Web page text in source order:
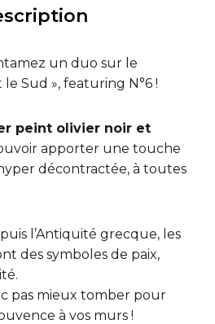
un duo sur le
Sud », featuring N°6 !
peint olivier noir et
apporter une touche
décontractée, à toutes
l’Antiquité grecque, les
des symboles de paix,
pas mieux tomber pour
à vos murs !